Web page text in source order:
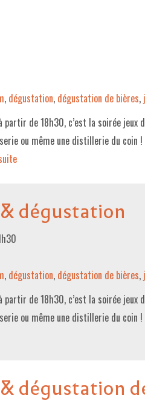
, dégustation, dégustation de bières,
partir de 18h30, c’est la soirée jeux
ou même une distillerie du coin
dégustation
, dégustation, dégustation de bières,
partir de 18h30, c’est la soirée jeux
ou même une distillerie du coin
dégustation